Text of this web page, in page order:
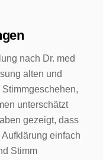
nach Dr. med
alten und
unterschätzt
gezeigt, dass
einfach
Stimm